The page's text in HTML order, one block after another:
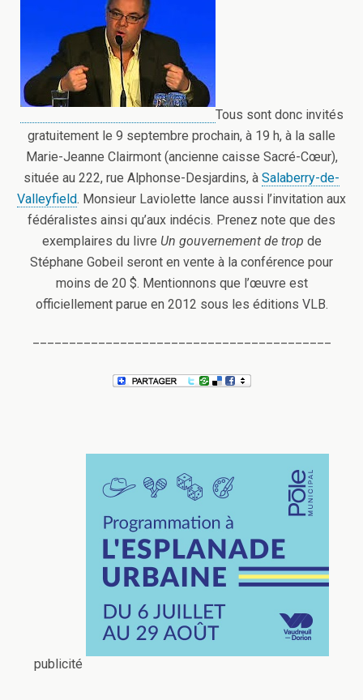
Tous sont donc invités
gratuitement le 9 septembre prochain, à 19 h, à la salle
Marie-Jeanne Clairmont (ancienne caisse Sacré-Cœur),
située au 222, rue Alphonse-Desjardins, à Salaberry-de-
Valleyfield. Monsieur Laviolette lance aussi l’invitation aux
fédéralistes ainsi qu’aux indécis. Prenez note que des
exemplaires du livre Un gouvernement de trop de
Stéphane Gobeil seront en vente à la conférence pour
moins de 20 $. Mentionnons que l’œuvre est
officiellement parue en 2012 sous les éditions VLB.
publicité